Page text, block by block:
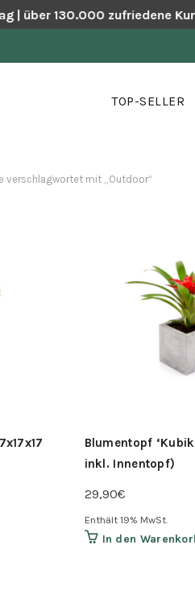
| über 130.000 zufriedene
TOP-SELLER
verschlagwortet mit „Outdoor“
Blumentopf
inkl. Innentopf)
29,90€
Enthält 19% MwSt.
In den